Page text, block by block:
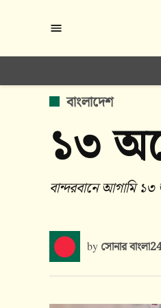
content
POSTED
বাংলাদেশ
১৩
বান্দরবানে আগামি
by সোনার